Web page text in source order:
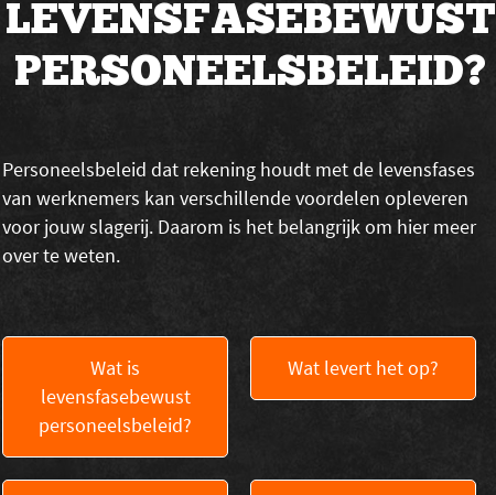
LEVENSFASEBEWUST
PERSONEELSBELEID?
Personeelsbeleid dat rekening houdt met de levensfases
van werknemers kan verschillende voordelen opleveren
voor jouw slagerij. Daarom is het belangrijk om hier meer
over te weten.
Wat is
levensfasebewust
personeelsbeleid?
Wat levert het op?